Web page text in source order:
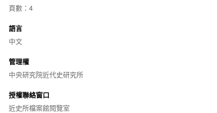
頁數：4
語言
中文
管理權
中央研究院近代史研究所
授權聯絡窗口
近史所檔案館閱覽室